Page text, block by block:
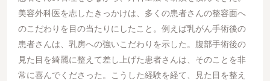
美容外科医を志したきっかけは、多くの患者さんの整容面へ
のこだわりを目の当たりにしたこと。例えば乳がん手術後の
患者さんは、乳房への強いこだわりを示した。腹部手術後の
見た目を綺麗に整えて差し上げた患者さんは、そのことを非
常に喜んでくださった。こうした経験を経て、見た目を整え